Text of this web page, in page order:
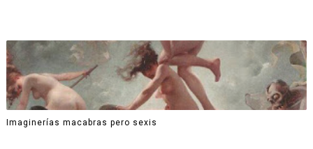
Imaginerías macabras pero sexis